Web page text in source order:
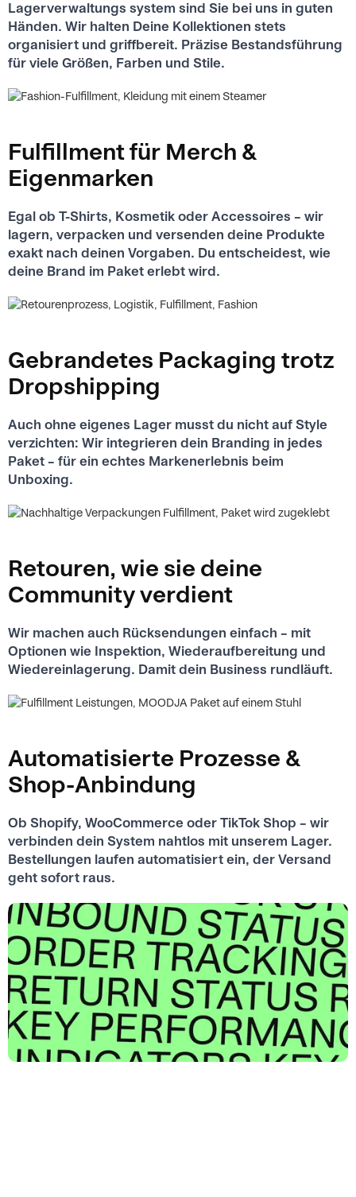
Lagerverwaltungs­ system sind Sie bei uns in guten
Händen. Wir halten Deine Kollektionen stets
organisiert und griffbereit. Präzise Bestandsführung
für viele Größen, Farben und Stile.
Fulfillment für Merch &
Eigenmarken
Egal ob T-Shirts, Kosmetik oder Accessoires – wir
lagern, verpacken und versenden deine Produkte
exakt nach deinen Vorgaben. Du entscheidest, wie
deine Brand im Paket erlebt wird.
Gebrandetes Packaging trotz
Dropshipping
Auch ohne eigenes Lager musst du nicht auf Style
verzichten: Wir integrieren dein Branding in jedes
Paket – für ein echtes Markenerlebnis beim
Unboxing.
Retouren, wie sie deine
Community verdient
Wir machen auch Rücksendungen einfach – mit
Optionen wie Inspektion, Wiederaufbereitung und
Wiedereinlagerung. Damit dein Business rundläuft.
Automatisierte Prozesse &
Shop-Anbindung
Ob Shopify, WooCommerce oder TikTok Shop – wir
verbinden dein System nahtlos mit unserem Lager.
Bestellungen laufen automatisiert ein, der Versand
geht sofort raus.